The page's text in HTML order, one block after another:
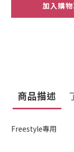
加入購
商品描述
Freestyle專用